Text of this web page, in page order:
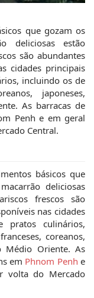
que gozam os
deliciosas estão
são abundantes
cidades principais
incluindo os de
japoneses,
As barracas de
Penh e em geral
Central.
básicos que
deliciosas
frescos são
nas cidades
pratos culinários,
coreanos,
Médio Oriente. As
em Phnom Penhe
volta do Mercado